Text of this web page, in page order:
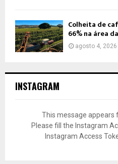
Colheita de
66% na área
agosto 4, 2026
INSTAGRAM
This message appears
Please fill the Instagram
Instagram Access